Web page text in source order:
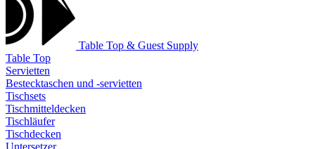
Table Top & Guest Supply
Table Top
Servietten
Bestecktaschen und -servietten
Tischsets
Tischmitteldecken
Tischläufer
Tischdecken